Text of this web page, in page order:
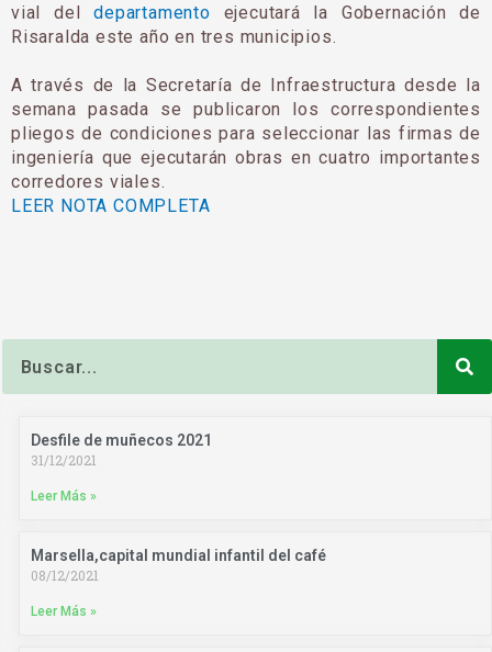
vial deldepartamento ejecutará la Gobernación de
Risaralda este año en tres municipios.
A través de la Secretaría de Infraestructura desde la
semana pasada se publicaron los correspondientes
pliegos de condiciones para seleccionar las firmas de
ingeniería que ejecutarán obras en cuatro importantes
corredores viales.
LEER NOTA COMPLETA
Desfile de muñecos 2021
31/12/2021
Leer Más »
Marsella,capital mundial infantil del café
08/12/2021
Leer Más »